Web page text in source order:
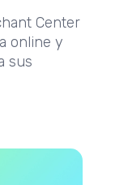
Center
online y
sus